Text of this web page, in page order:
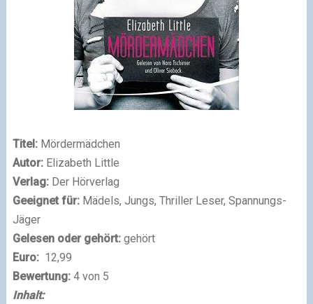
Titel: Mördermädchen
Autor: Elizabeth Little
Verlag:Der Hörverlag
Geeignet für: Mädels, Jungs, Thriller Leser, Spannungs-
Jäger
Gelesen oder gehört: gehört
Euro: 12,99
Bewertung:4 von 5
Inhalt: